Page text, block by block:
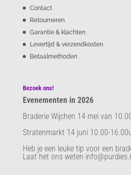
Contact
Retourneren
Garantie & klachten
Levertijd & verzendkosten
Betaalmethoden
Bezoek ons!
Evenementen in 2026
Braderie Wijchen 14 mei van
Stratenmarkt 14 juni 10.00-
Heb je een leuke tip voor een
Laat het ons weten